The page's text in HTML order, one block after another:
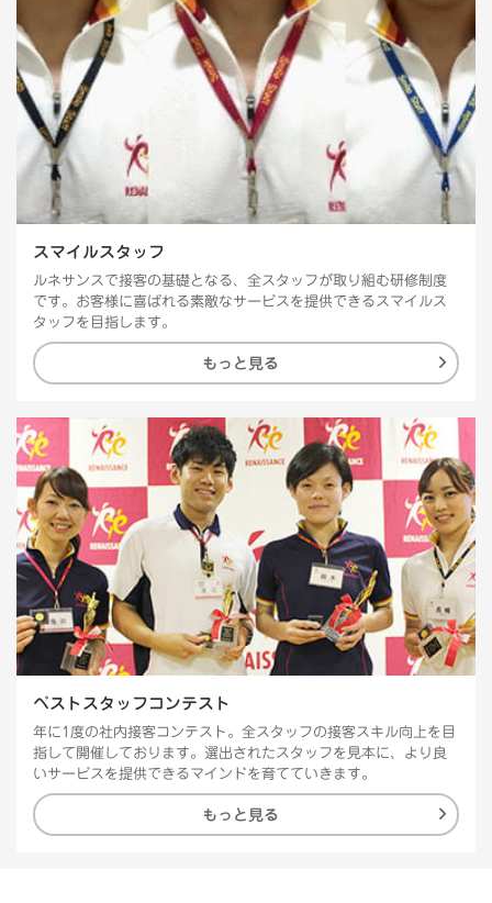
スマイルスタッフ
ルネサンスで接客の基礎となる、全スタッフが取り組む研修制度
です。お客様に喜ばれる素敵なサービスを提供できるスマイルス
タッフを目指します。
もっと見る
ベストスタッフコンテスト
年に1度の社内接客コンテスト。全スタッフの接客スキル向上を目
指して開催しております。選出されたスタッフを見本に、より良
いサービスを提供できるマインドを育てていきます。
もっと見る